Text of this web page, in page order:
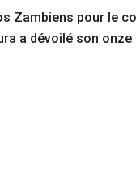
Zambiens pour le
a dévoilé son onze